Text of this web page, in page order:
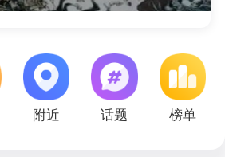
附近 话题 榜单